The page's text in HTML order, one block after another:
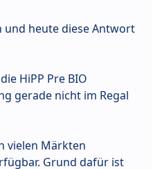
und heute diese Antwort
HiPP Pre BIO
gerade nicht im Regal
vielen Märkten
Grund dafür ist